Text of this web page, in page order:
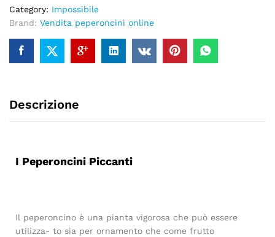
Category: Impossibile
Brand: Vendita peperoncini online
Descrizione
I Peperoncini Piccanti
Il peperoncino è una pianta vigorosa che può essere
utilizza- to sia per ornamento che come frutto